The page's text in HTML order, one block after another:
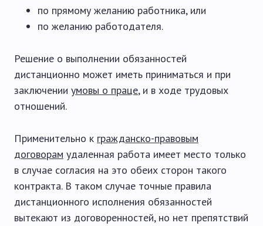
по прямому желанию работника, или
по желанию работодателя.
Решение о выполнении обязанностей
дистанционно может иметь приниматься и при
заключении умовы о праце, и в ходе трудовых
отношений.
Применительно к гражданско-правовым
договорам удаленная работа имеет место только
в случае согласия на это обеих сторон такого
контракта. В таком случае точные правила
дистанционного исполнения обязанностей
вытекают из договоренностей, но нет препятствий